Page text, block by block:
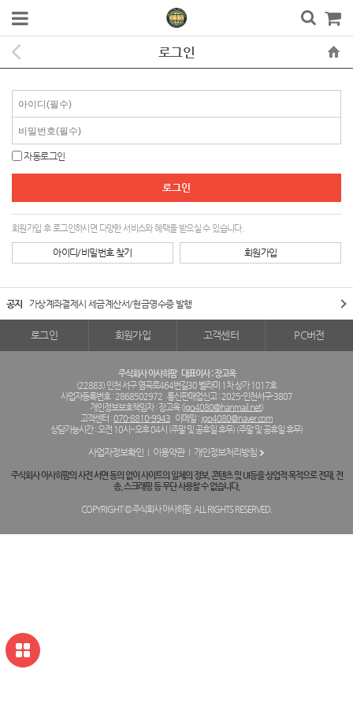
로그인
자동로그인
회원가입 후 로그인하시면 다양한 서비스와 혜택을 받으실 수 있습니다.
아이디/비밀번호 찾기 회원가입
공지 가상계좌결제시 세금계산서/현금영수증 발행
로그인 회원가입 고객센터 PC버전
주식회사 아사히팜 대표이사 : 장고옥
(22883) 인천 서구 염곡로464번길30 벨라미 1차 상가 1017호
사업자등록번호 : 2868502972 통신판매업신고 : 2025-인천서구-3807
개인정보보호책임자 : 장고옥 (jgo4080@hanmail.net)
고객센터 :070-8810-9943 이메일 : jgo4080@naver.com
상담가능시간 : 오전 10시~오후 04시 (주말 및 공휴일 휴무) (주말 및 공휴일 휴무)
사업자정보확인 이용약관 개인정보처리방침
주식회사 아사히팜의 사전 서면 동의 없이 사이트의 일체의 정보, 콘텐츠 및 UI등을 상업적 목적으로 전재, 전
송, 스크래핑 등 무단 사용할 수 없습니다.
COPYRIGHT © 주식회사 아사히팜. ALL RIGHTS RESERVED.